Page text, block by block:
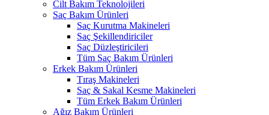
Cilt Bakım Teknolojileri
Saç Bakım Ürünleri
Saç Kurutma Makineleri
Saç Şekillendiriciler
Saç Düzleştiricileri
Tüm Saç Bakım Ürünleri
Erkek Bakım Ürünleri
Tıraş Makineleri
Saç & Sakal Kesme Makineleri
Tüm Erkek Bakım Ürünleri
Ağız Bakım Ürünleri